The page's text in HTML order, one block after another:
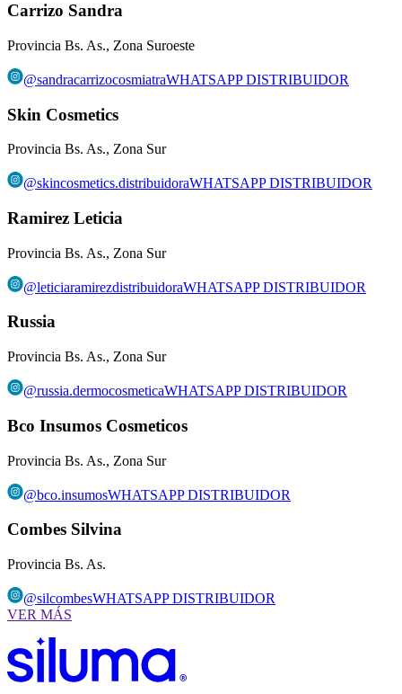
Carrizo Sandra
Provincia Bs. As., Zona Suroeste
@sandracarrizocosmiatraWHATSAPP DISTRIBUIDOR
Skin Cosmetics
Provincia Bs. As., Zona Sur
@skincosmetics.distribuidoraWHATSAPP DISTRIBUIDOR
Ramirez Leticia
Provincia Bs. As., Zona Sur
@leticiaramirezdistribuidoraWHATSAPP DISTRIBUIDOR
Russia
Provincia Bs. As., Zona Sur
@russia.dermocosmeticaWHATSAPP DISTRIBUIDOR
Bco Insumos Cosmeticos
Provincia Bs. As., Zona Sur
@bco.insumosWHATSAPP DISTRIBUIDOR
Combes Silvina
Provincia Bs. As.
@silcombesWHATSAPP DISTRIBUIDOR
VER MÁS